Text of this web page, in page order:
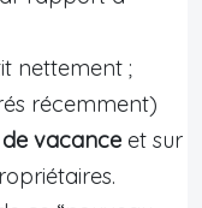
nettement ;
récemment)
vacance et sur